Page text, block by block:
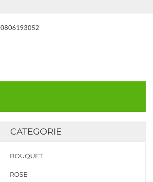
0806193052
CATEGORIE
BOUQUET
ROSE